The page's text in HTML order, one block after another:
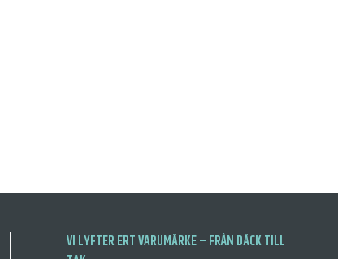
VI LYFTER ERT VARUMÄRKE – FRÅN DÄCK TILL